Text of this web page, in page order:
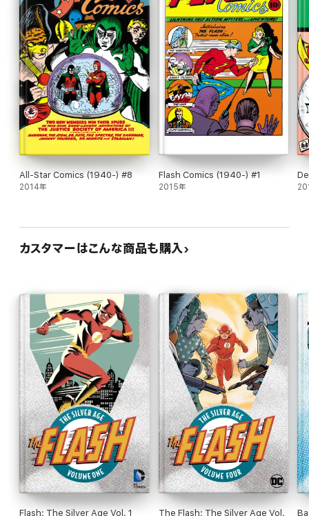
All-Star Comics (1940-) #8
2014年
Flash Comics (1940-) #1
2015年
カスタマーはこんな商品も購入
Flash: The Silver Age Vol. 1 The Flash: The Silver Age Vol.